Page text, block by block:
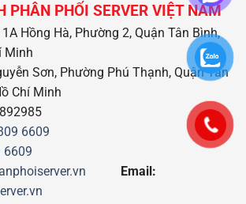
PHÂN PHỐI SERVER VIỆT NAM
Hồng Hà, Phường 2, Quận Tân Bình,
Minh
Sơn, Phường Phú Thạnh, Quận Tân
Chí Minh
6609
6609
Email: